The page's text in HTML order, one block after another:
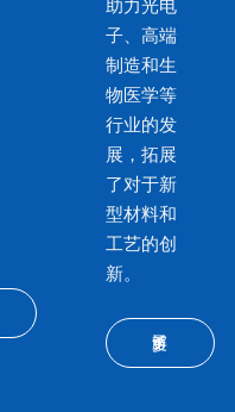
助力光电
子、高端
制造和生
物医学等
行业的发
展，拓展
了对于新
型材料和
工艺的创
新。
了解更多